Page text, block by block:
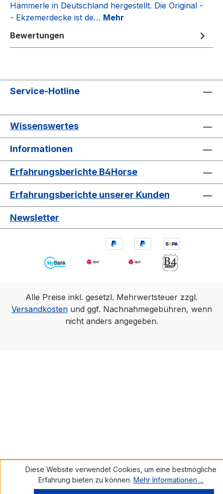
Hämmerle in Deutschland hergestellt. Die Original -
- Ekzemerdecke ist de… Mehr
Bewertungen
Service-Hotline
Wissenswertes
Informationen
Erfahrungsberichte B4Horse
Erfahrungsberichte unserer Kunden
Newsletter
Alle Preise inkl. gesetzl. Mehrwertsteuer zzgl.
Versandkostenund ggf. Nachnahmegebühren, wenn
nicht anders angegeben.
Diese Website verwendet Cookies, um eine bestmögliche
Erfahrung bieten zu können. Mehr Informationen ...